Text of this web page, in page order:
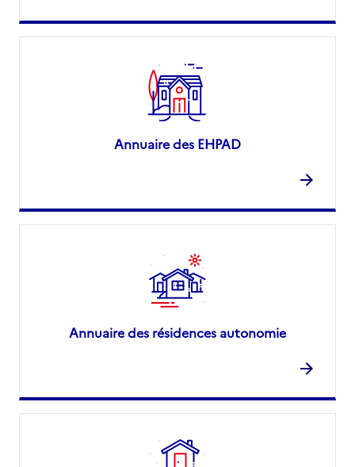
Annuaire des EHPAD
Annuaire des résidences autonomie